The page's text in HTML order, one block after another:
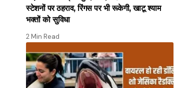
स्टेशनों पर ठहराव, रिंगस पर भी रूकेगी, खाटू श्याम
भक्तों को सुविधा
2 Min Read